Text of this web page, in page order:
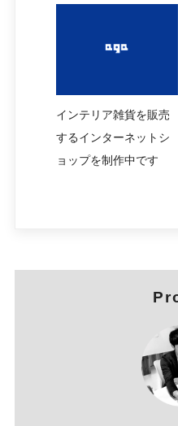
インテリア雑貨を販売
するインターネットシ
ョップを制作中です